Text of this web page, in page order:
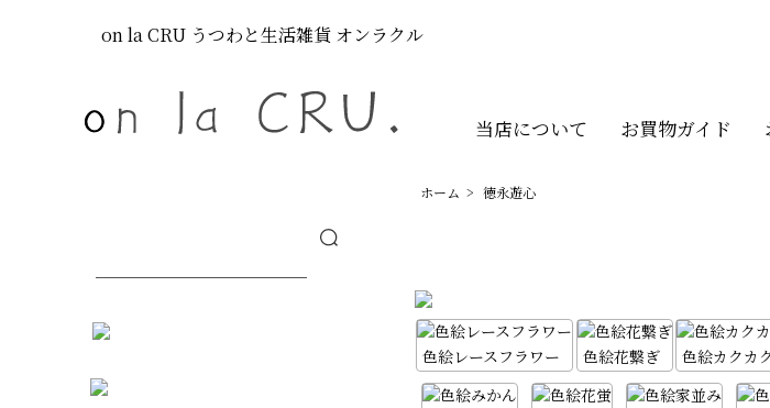
on la CRU うつわと生活雑貨 オンラクル
当店について お買物ガイド
ホーム > 徳永遊心
色絵レースフラワー 色絵花繋ぎ 色絵カクカ